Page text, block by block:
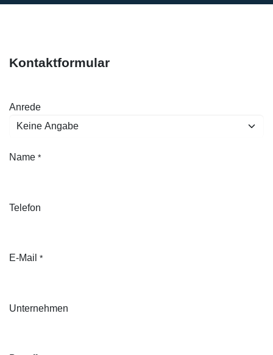
Kontaktformular
Anrede
Name *
Telefon
E-Mail *
Unternehmen